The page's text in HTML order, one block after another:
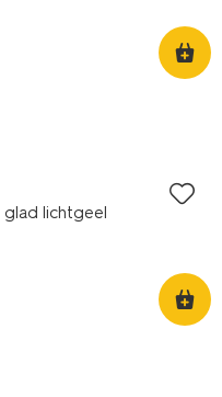
glad lichtgeel